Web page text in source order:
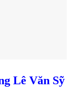
Lê Văn Sỹ